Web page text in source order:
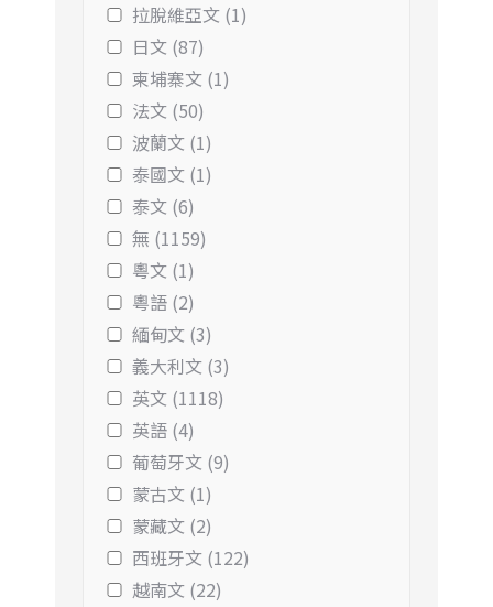
拉脫維亞文 (1)
日文 (87)
柬埔寨文 (1)
法文 (50)
波蘭文 (1)
泰國文 (1)
泰文 (6)
無 (1159)
粵文 (1)
粵語 (2)
緬甸文 (3)
義大利文 (3)
英文 (1118)
英語 (4)
葡萄牙文 (9)
蒙古文 (1)
蒙藏文 (2)
西班牙文 (122)
越南文 (22)